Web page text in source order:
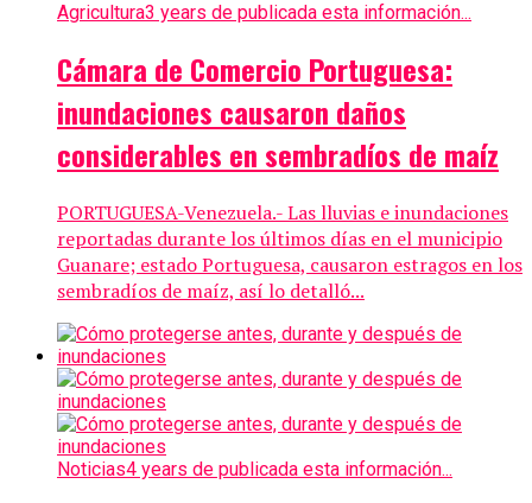
Agricultura3 years de publicada esta información...
Cámara de Comercio Portuguesa:
inundaciones causaron daños
considerables en sembradíos de maíz
PORTUGUESA-Venezuela.- Las lluvias e inundaciones
reportadas durante los últimos días en el municipio
Guanare; estado Portuguesa, causaron estragos en los
sembradíos de maíz, así lo detalló...
Noticias4 years de publicada esta información...